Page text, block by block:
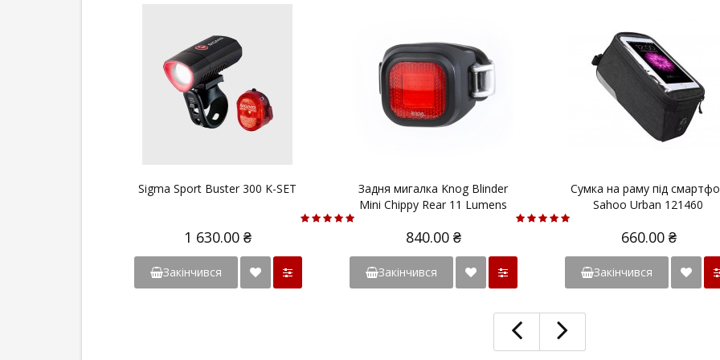
Sigma Sport Buster 300 K-SET
1 630.00 ₴
Закінчився
Задня мигалка Knog Blinder
Mini Chippy Rear 11 Lumens
840.00 ₴
Закінчився
Сумка на раму під
Sahoo Urban 121460
660.00 ₴
Закінчився